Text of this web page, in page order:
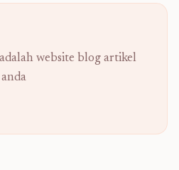
website blog artikel